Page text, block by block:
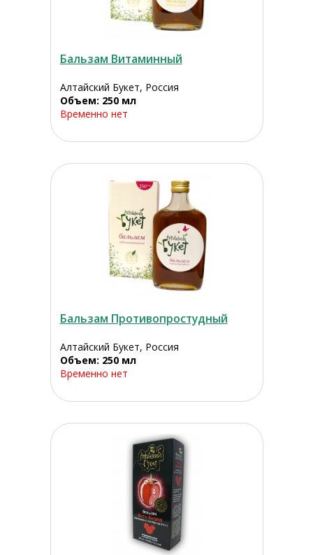
Бальзам Витаминный
Алтайский Букет, Россия
Объем: 250 мл
Временно нет
Бальзам Противопростудный
Алтайский Букет, Россия
Объем: 250 мл
Временно нет